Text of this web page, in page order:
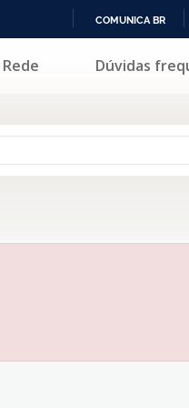
PARA
COMUNICA BR
Rede Dúvidas